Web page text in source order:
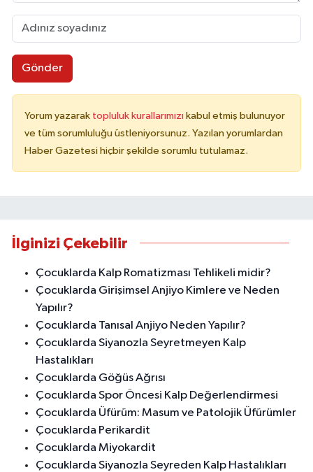
Gönder
Yorum yazarak topluluk kurallarımızı kabul etmiş bulunuyor
ve tüm sorumluluğu üstleniyorsunuz. Yazılan yorumlardan
Haber Gazetesi hiçbir şekilde sorumlu tutulamaz.
İlginizi Çekebilir
Çocuklarda Kalp Romatizması Tehlikeli midir?
Çocuklarda Girişimsel Anjiyo Kimlere ve Neden
Yapılır?
Çocuklarda Tanısal Anjiyo Neden Yapılır?
Çocuklarda Siyanozla Seyretmeyen Kalp
Hastalıkları
Çocuklarda Göğüs Ağrısı
Çocuklarda Spor Öncesi Kalp Değerlendirmesi
Çocuklarda Üfürüm: Masum ve Patolojik Üfürümler
Çocuklarda Perikardit
Çocuklarda Miyokardit
Çocuklarda Siyanozla Seyreden Kalp Hastalıkları